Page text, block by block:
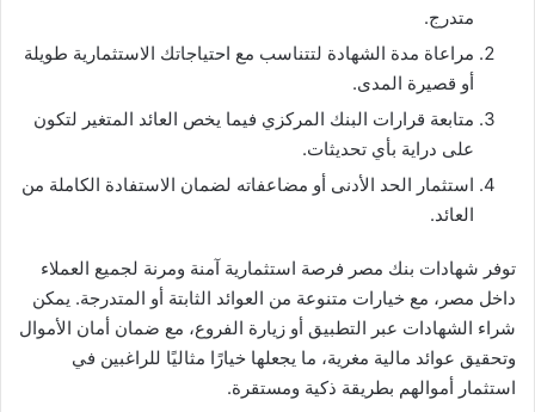
متدرج.
مراعاة مدة الشهادة لتتناسب مع احتياجاتك الاستثمارية طويلة
أو قصيرة المدى.
متابعة قرارات البنك المركزي فيما يخص العائد المتغير لتكون
على دراية بأي تحديثات.
استثمار الحد الأدنى أو مضاعفاته لضمان الاستفادة الكاملة من
العائد.
توفر شهادات بنك مصر فرصة استثمارية آمنة ومرنة لجميع العملاء
داخل مصر، مع خيارات متنوعة من العوائد الثابتة أو المتدرجة. يمكن
شراء الشهادات عبر التطبيق أو زيارة الفروع، مع ضمان أمان الأموال
وتحقيق عوائد مالية مغرية، ما يجعلها خيارًا مثاليًا للراغبين في
استثمار أموالهم بطريقة ذكية ومستقرة.